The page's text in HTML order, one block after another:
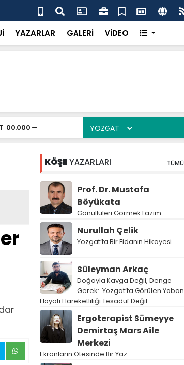
Bakan Gürlek’ten “Tek Çatı” mesajı
YAZARLAR GALERİ VİDEO
00.000
KÖŞEYAZARLARI TÜMÜ
Prof. Dr. Mustafa
Böyükata
Gönüllüleri Görmek Lazım
Nurullah Çelik
Yozgat’ta Bir Fidanın Hikayesi
Süleyman Arkaç
Doğayla Kavga Değil, Denge
Gerek: Yozgat’ta Görülen Yaban
Hayatı Hareketliliği Tesadüf Değil
Ergoterapist Sümeyye
Demirtaş Mars Aile
Merkezi
Ekranların Ötesinde Bir Yaz